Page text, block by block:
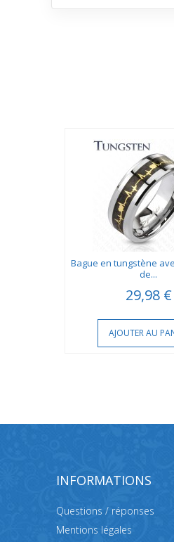
d’inconfort.
Bague en tungstène
de...
29,98 €
AJOUTER AU
INFORMATIONS
Questions / réponses
Mentions légales